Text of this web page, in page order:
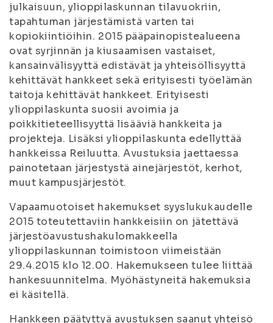
julkaisuun, ylioppilaskunnan tilavuokriin,
tapahtuman järjestämistä varten tai
kopiokiintiöihin. 2015 pääpainopistealueena
ovat syrjinnän ja kiusaamisen vastaiset,
kansainvälisyyttä edistävät ja yhteisöllisyyttä
kehittävät hankkeet sekä erityisesti työelämän
taitoja kehittävät hankkeet. Erityisesti
ylioppilaskunta suosii avoimia ja
poikkitieteellisyyttä lisääviä hankkeita ja
projekteja. Lisäksi ylioppilaskunta edellyttää
hankkeissa Reiluutta. Avustuksia jaettaessa
painotetaan järjestystä ainejärjestöt, kerhot,
muut kampusjärjestöt.
Vapaamuotoiset hakemukset syyslukukaudelle
2015 toteutettaviin hankkeisiin on jätettävä
järjestöavustushakulomakkeella
ylioppilaskunnan toimistoon viimeistään
29.4.2015 klo 12.00. Hakemukseen tulee liittää
hankesuunnitelma. Myöhästyneitä hakemuksia
ei käsitellä.
Hankkeen päätyttyä avustuksen saanut yhteisö